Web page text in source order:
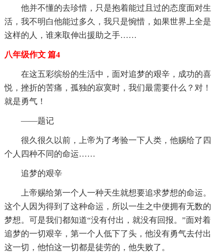
他并不懂的去珍惜，只是抱着能过且过的态度面对生
活，我不明白他能过多久，我只是惋惜，如果世界上全是
这样的人，谁来取伸出援助之手……
八年级作文 篇4
在这五彩缤纷的生活中，面对追梦的艰辛，成功的喜
悦，挫折的苦痛，孤独的寂寞时，我们最需要什么？对！
就是勇气！
——题记
很久很久以前，上帝为了考验一下人类，他赐给了四
个人四种不同的命运……
追梦的艰辛
上帝赐给第一个人一种天生就想要追求梦想的命运。
这个人因为得到了这种命运，所以一生之中便拥有无数的
梦想。可是我们都知道“没有付出，就没有回报。”面对着
追梦的一切艰辛，第一个人低下了头，他没有勇气去付出
这一切，他怕这一切都是徒劳的，他失败了。